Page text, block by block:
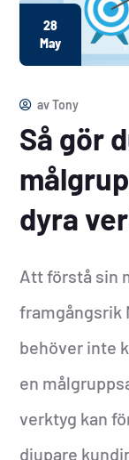
28
May
avTony
Så gör
dyra
Att förstå sin
framgångsrik
behöver inte
en
verktyg kan
djupare